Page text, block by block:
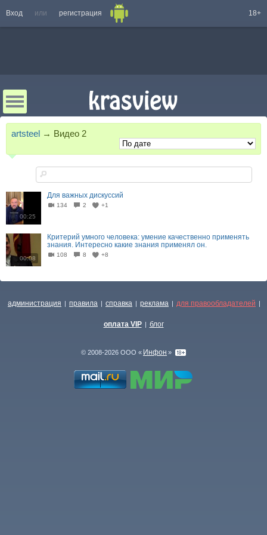
Вход или регистрация 18+
artsteel → Видео 2
00:25
Для важных дискуссий
134 2 +1
00:08
Критерий умного человека: умение качественно применять
знания. Интересно какие знания применял он.
108 8 +8
администрация | правила | справка | реклама | для правообладателей |
оплата VIP | блог
© 2008-2026 ООО « Инфон »